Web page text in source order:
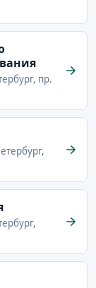
пр.